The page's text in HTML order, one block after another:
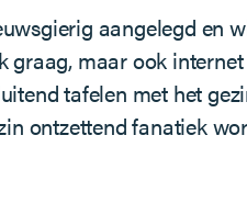
aangelegd en
graag, maar ook
tafelen met het
ontzettend fanatiek